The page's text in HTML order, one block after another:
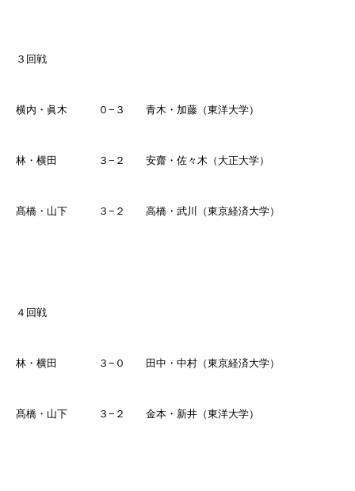
３回戦
横内・眞木 ０ − ３ 青木・加藤（東洋大学）
林・横田 ３ − ２ 安齋・佐々木（大正大学）
髙橋・山下 ３ − ２ 高橋・武川（東京経済大学）
４回戦
林・横田 ３ − ０ 田中・中村（東京経済大学）
髙橋・山下 ３ − ２ 金本・新井（東洋大学）